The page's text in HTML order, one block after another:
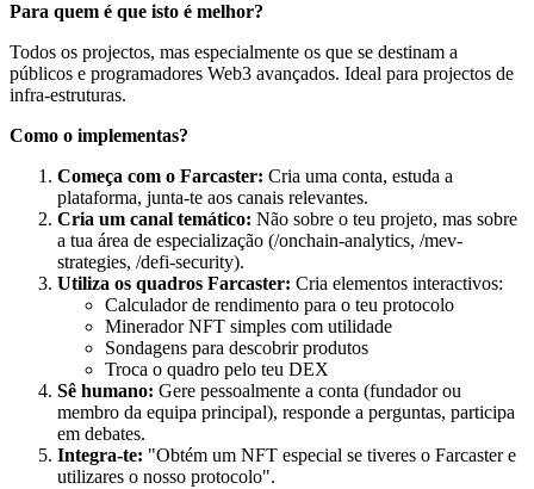
Para quem é que isto é melhor?
Todos os projectos, mas especialmente os que se destinam a
públicos e programadores Web3 avançados. Ideal para projectos de
infra-estruturas.
Como o implementas?
Começa com o Farcaster: Cria uma conta, estuda a
plataforma, junta-te aos canais relevantes.
Cria um canal temático: Não sobre o teu projeto, mas sobre
a tua área de especialização (/onchain-analytics, /mev-
strategies, /defi-security).
Utiliza os quadros Farcaster: Cria elementos interactivos:
Calculador de rendimento para o teu protocolo
Minerador NFT simples com utilidade
Sondagens para descobrir produtos
Troca o quadro pelo teu DEX
Sê humano: Gere pessoalmente a conta (fundador ou
membro da equipa principal), responde a perguntas, participa
em debates.
Integra-te: "Obtém um NFT especial se tiveres o Farcaster e
utilizares o nosso protocolo".